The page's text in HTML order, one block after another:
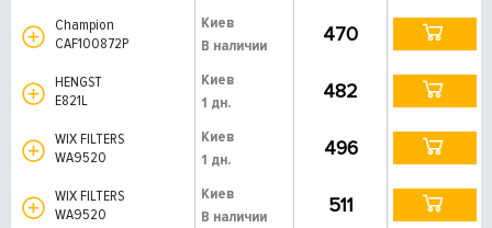
Champion
CAF100872P
Киев
В наличии
470
HENGST
E821L
Киев
1 дн.
482
WIX FILTERS
WA9520
Киев
1 дн.
496
WIX FILTERS
WA9520
Киев
В наличии
511